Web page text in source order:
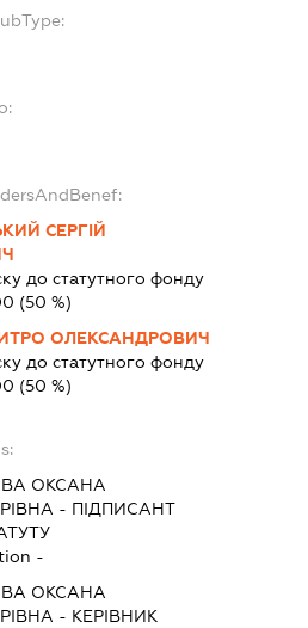
СЕРГІЙ
до статутного фонду
(50 %)
ОЛЕКСАНДРОВИЧ
до статутного фонду
(50 %)
ОКСАНА
- ПІДПИСАНТ
-
ОКСАНА
- КЕРІВНИК